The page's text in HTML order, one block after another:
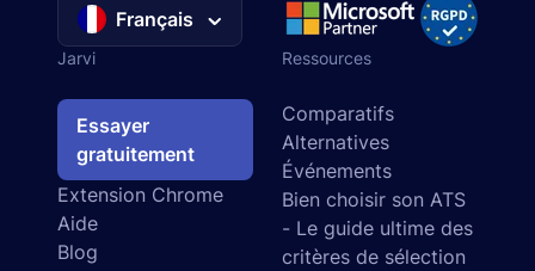
Français
Jarvi
Essayer
gratuitement
Extension Chrome
Aide
Blog
Ressources
Comparatifs
Alternatives
Événements
Bien choisir son ATS
- Le guide ultime des
critères de sélection